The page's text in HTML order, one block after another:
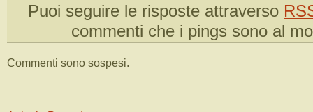
Puoi seguire le risposte attraverso
commenti che i pings sono al
Commenti sono sospesi.